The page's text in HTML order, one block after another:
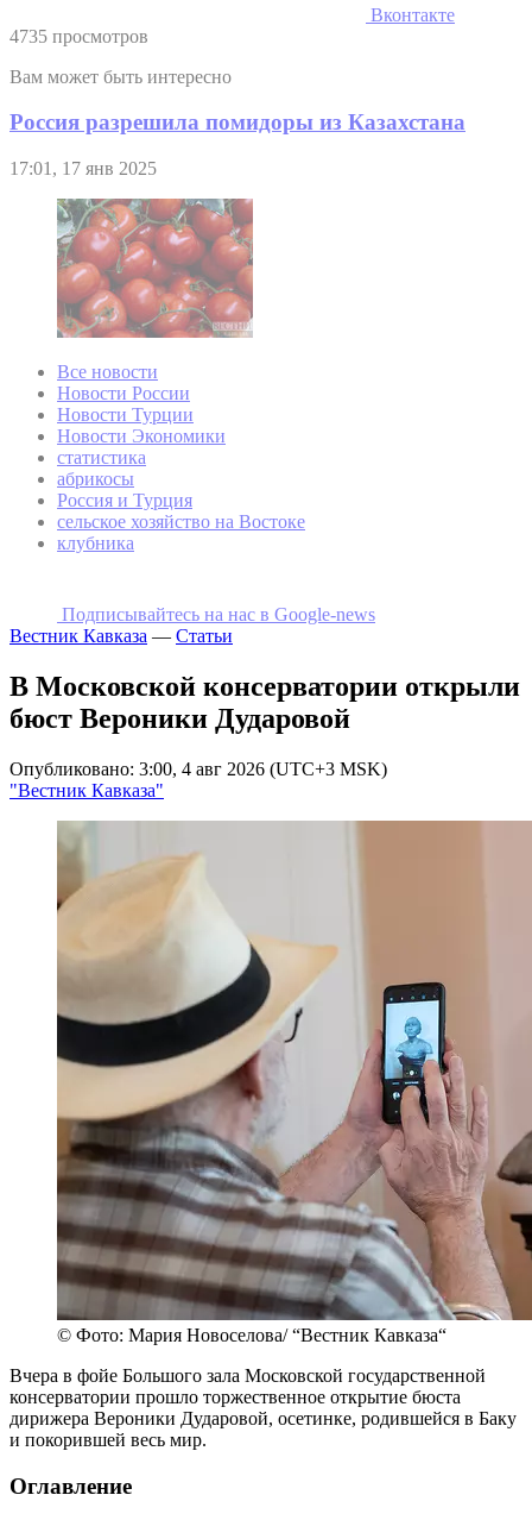
Вконтакте
4735 просмотров
Вам может быть интересно
Россия разрешила помидоры из Казахстана
17:01, 17 янв 2025
Все новости
Новости России
Новости Турции
Новости Экономики
статистика
абрикосы
Россия и Турция
сельское хозяйство на Востоке
клубника
Подписывайтесь на наc в Google-news
Вестник Кавказа — Статьи
В Московской консерватории открыли
бюст Вероники Дударовой
Опубликовано: 3:00, 4 авг 2026 (UTC+3 MSK)
"Вестник Кавказа"
© Фото: Мария Новоселова/ “Вестник Кавказа“
Вчера в фойе Большого зала Московской государственной
консерватории прошло торжественное открытие бюста
дирижера Вероники Дударовой, осетинке, родившейся в Баку
и покорившей весь мир.
Оглавление